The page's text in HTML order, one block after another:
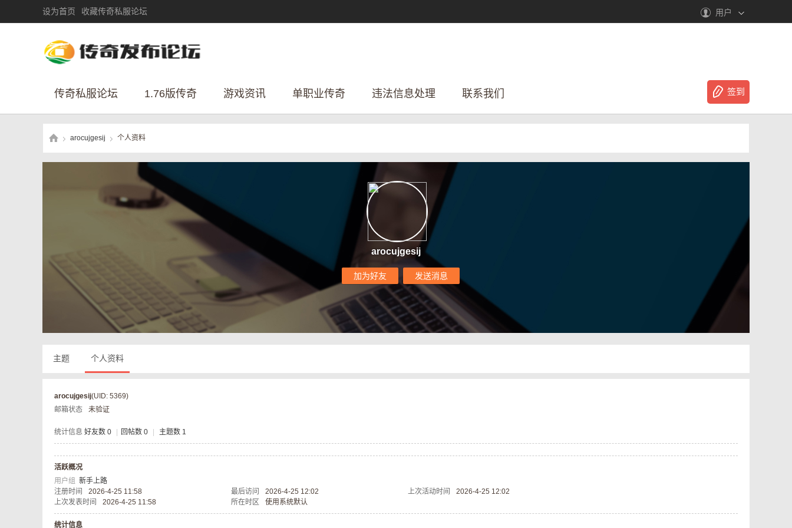
设为首页 收藏传奇私服论坛 用户
传奇私服论坛 1.76版传奇 游戏资讯 单职业传奇 违法信息处理 联系我们 签到
arocujgesij 个人资料
arocujgesij
加为好友 发送消息
主题 个人资料
arocujgesij(UID: 5369)
邮箱状态
未验证
统计信息 好友数 0 回帖数 0 主题数 1
活跃概况
用户组 新手上路
注册时间
2026-4-25 11:58 最后访问 2026-4-25 12:02 上次活动时间
2026-4-25 12:02
上次发表时间
2026-4-25 11:58 所在时区 使用系统默认
统计信息